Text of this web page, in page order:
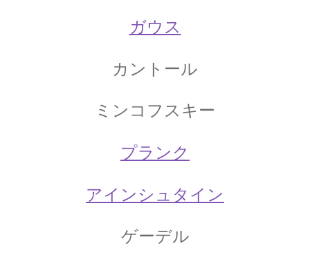
ジェームズ・ワット
ールを発明】
【温度と体積の関係を定式化｜水素の気球で有
ガウス
カントール
ミンコフスキー
プランク
アインシュタイン
ゲーデル